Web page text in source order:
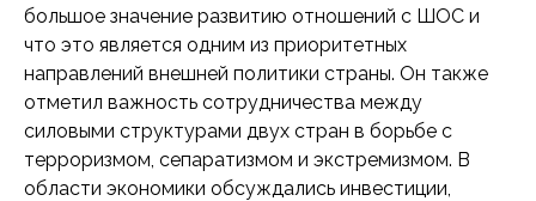
большое значение развитию отношений с ШОС и
что это является одним из приоритетных
направлений внешней политики страны. Он также
отметил важность сотрудничества между
силовыми структурами двух стран в борьбе с
терроризмом, сепаратизмом и экстремизмом. В
области экономики обсуждались инвестиции,